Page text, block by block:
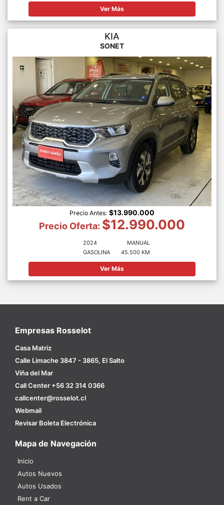
Ver Más
KIA
SONET
Precio Antes: $13.990.000
Precio Oferta: $12.990.000
2024
GASOLINA
MANUAL
45.500 KM
Ver Más
Empresas Rosselot
Casa Matriz
Calle Limache 3847 - 3865, El Salto
Viña del Mar
Call Center +56 32 314 0366
callcenter@rosselot.cl
Webmail
Revisar Boleta Electrónica
Mapa de Navegación
Inicio
Autos Nuevos
Autos Usados
Rent a Car